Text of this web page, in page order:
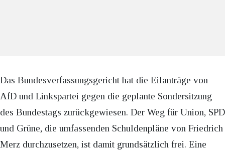
Das Bundesverfassungsgericht hat die Eilanträge von
AfD und Linkspartei gegen die geplante Sondersitzung
des Bundestags zurückgewiesen. Der Weg für Union, SPD
und Grüne, die umfassenden Schuldenpläne von Friedrich
Merz durchzusetzen, ist damit grundsätzlich frei. Eine